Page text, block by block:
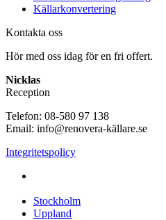
Källarkonvertering
Kontakta oss
Hör med oss idag för en fri offert.
Nicklas
Reception
Telefon: 08-580 97 138
Email: info@renovera-källare.se
Integritetspolicy
Stockholm
Uppland